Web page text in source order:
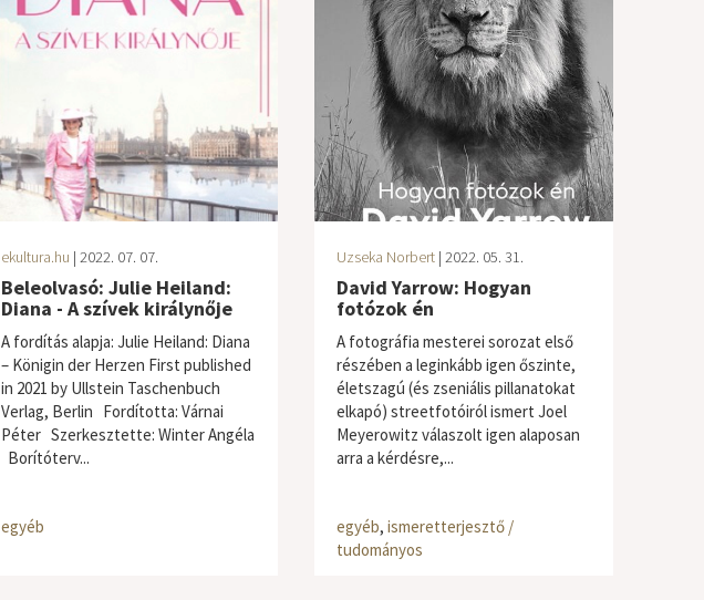
ekultura.hu | 2022. 07. 07.
Beleolvasó: Julie Heiland:
Diana - A szívek királynője
A fordítás alapja: Julie Heiland: Diana
– Königin der Herzen First published
in 2021 by Ullstein Taschenbuch
Verlag, Berlin Fordította: Várnai
Péter Szerkesztette: Winter Angéla
Borítóterv...
egyéb
Uzseka Norbert| 2022. 05. 31.
David Yarrow: Hogyan
fotózok én
A fotográfia mesterei sorozat első
részében a leginkább igen őszinte,
életszagú (és zseniális pillanatokat
elkapó) streetfotóiról ismert Joel
Meyerowitz válaszolt igen alaposan
arra a kérdésre,...
egyéb, ismeretterjesztő /
tudományos